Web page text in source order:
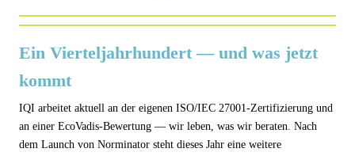
Ein Vierteljahrhundert — und was jetzt
kommt
IQI arbeitet aktuell an der eigenen ISO/IEC 27001-Zertifizierung und
an einer EcoVadis-Bewertung — wir leben, was wir beraten. Nach
dem Launch von Norminator steht dieses Jahr eine weitere